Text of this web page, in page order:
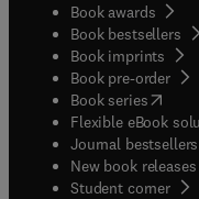
Book awards
Book bestsellers
Book imprints
Book pre-order
Book series(opens
Flexible eBook
Journal bestsellers
New book releases
Student corner(